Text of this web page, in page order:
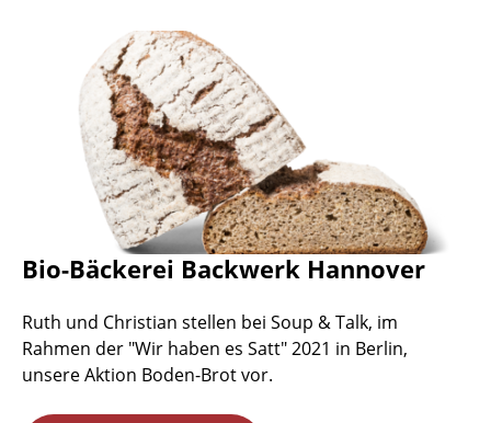
Bio-Bäckerei Backwerk Hannover
Ruth und Christian stellen bei Soup & Talk, im
Rahmen der "Wir haben es Satt" 2021 in Berlin,
unsere Aktion Boden-Brot vor.